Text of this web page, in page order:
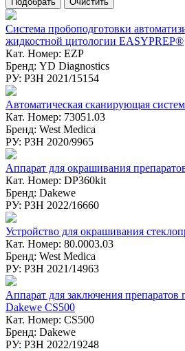
Система пробоподготовки
жидкостной цитологии EASYPREP®
Кат. Номер: EZP
Бренд: YD Diagnostics
РУ: РЗН 2021/15154
Автоматическая сканирующая
Кат. Номер: 73051.03
Бренд: West Medica
РУ: РЗН 2020/9965
Аппарат для окрашивания
Кат. Номер: DP360kit
Бренд: Dakewe
РУ: РЗН 2022/16660
Устройство для окрашивания
Кат. Номер: 80.0003.03
Бренд: West Medica
РУ: РЗН 2021/14963
Аппарат для заключения препаратов
Dakewe CS500
Кат. Номер: CS500
Бренд: Dakewe
РУ: РЗН 2022/19248